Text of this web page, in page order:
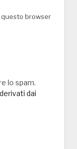
questo browser
lo spam.
dai